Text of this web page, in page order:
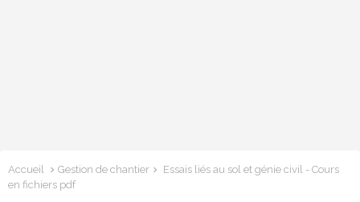
Accueil Gestion de chantier
Essais liés au sol et génie civil - Cours
en fichiers pdf